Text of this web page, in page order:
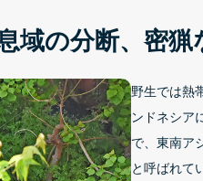
域の分断、密
野生では熱
ンドネシア
で、東南ア
と呼ばれて